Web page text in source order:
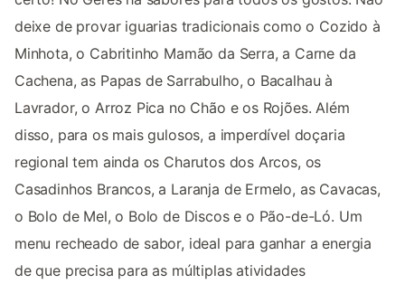
deixe de provar iguarias tradicionais como o Cozido à
Minhota, o Cabritinho Mamão da Serra, a Carne da
Cachena, as Papas de Sarrabulho, o Bacalhau à
Lavrador, o Arroz Pica no Chão e os Rojões. Além
disso, para os mais gulosos, a imperdível doçaria
regional tem ainda os Charutos dos Arcos, os
Casadinhos Brancos, a Laranja de Ermelo, as Cavacas,
o Bolo de Mel, o Bolo de Discos e o Pão-de-Ló. Um
menu recheado de sabor, ideal para ganhar a energia
de que precisa para as múltiplas atividades